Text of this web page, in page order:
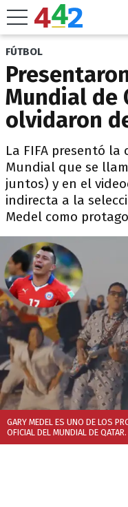
FÚTBOL
Mundial de
olvidaron
La FIFA presentó
Mundial que se
juntos) y en el
indirecta a la
Medel como
GARY MEDEL ES UNO DE LOS
OFICIAL DEL MUNDIAL DE QATAR.